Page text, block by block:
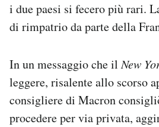
i due paesi si fecero più rari.
di rimpatrio da parte della
In un messaggio che ilNew
leggere, risalente allo scorso
consigliere di Macron
procedere per via privata,